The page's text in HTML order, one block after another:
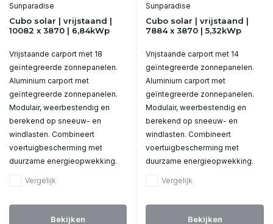
Sunparadise
Cubo solar | vrijstaand |
10082 x 3870 | 6,84kWp
Vrijstaande carport met 18
geïntegreerde zonnepanelen.
Aluminium carport met
geïntegreerde zonnepanelen.
Modulair, weerbestendig en
berekend op sneeuw- en
windlasten. Combineert
voertuigbescherming met
duurzame energieopwekking.
Vergelijk
Bekijken
Sunparadise
Cubo solar | vrijstaand |
7884 x 3870 | 5,32kWp
Vrijstaande carport met 14
geïntegreerde zonnepanelen.
Aluminium carport met
geïntegreerde zonnepanelen.
Modulair, weerbestendig en
berekend op sneeuw- en
windlasten. Combineert
voertuigbescherming met
duurzame energieopwekking.
Vergelijk
Bekijken